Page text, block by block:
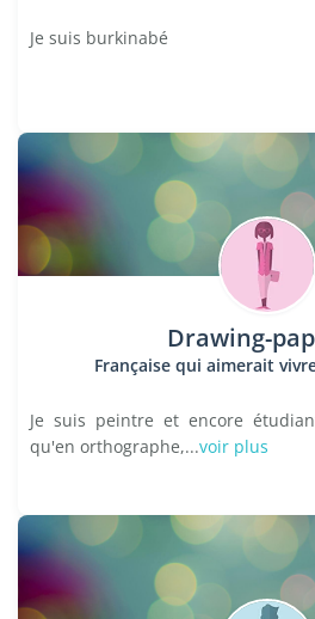
Je suis burkinabé
Drawing-
Française qui aimerait
Je suis peintre et encore
qu'en orthographe,...voir plus